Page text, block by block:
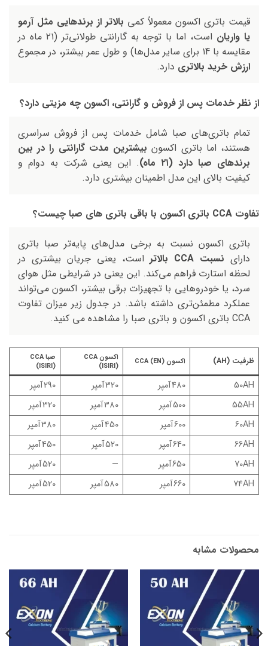
قیمت باتری اکسون معمولاً کمی بالاتر از برندهایی مثل آرمو
یا واریان
است، اما با توجه به گارانتی طولانی‌تر (۲۱ ماه در
مقایسه با ۱4 برای سایر مدل‌ها) و طول عمر بیشتر، در مجموع
ارزش خرید بالاتری دارد.
از نظر خدمات پس از فروش و گارانتی، اکسون چه مزیتی دارد؟
تمام باتری‌های صبا شامل خدمات پس از فروش سراسری
هستند، اما باتری اکسون بیشترین مدت گارانتی را در بین
برندهای صبا دارد (۲۱ ماه)
. این یعنی شرکت به دوام و
کیفیت بالای این مدل اطمینان بیشتری دارد.
تفاوت CCA باتری اکسون با باقی باتری های صبا چیست؟
باتری اکسون نسبت به برخی مدل‌های پایه‌تر صبا باتری
دارای نسبت CCA بالاتر
است، یعنی جریان بیشتری در
لحظه استارت فراهم می‌کند. این یعنی در شرایطی مثل هوای
سرد، یا خودروهایی با تجهیزات برقی بیشتر، اکسون می‌تواند
عملکرد مطمئن‌تری داشته باشد. در جدول زیر میزان تفاوت
CCA باتری اکسون و باتری صبا را مشاهده می کنید.
ظرفیت (AH) اکسون CCA (EN)
اکسون CCA
(ISIRI)
صبا CCA
(ISIRI)
50AH 480 آمپر 320 آمپر
290 آمپر
55AH
500 آمپر 380 آمپر
320 آمپر
60AH
600 آمپر 450 آمپر
380 آمپر
66AH
640 آمپر 520 آمپر
450 آمپر
70AH
650 آمپر —
520 آمپر
74AH
660 آمپر 580 آمپر 520 آمپر
محصولات مشابه